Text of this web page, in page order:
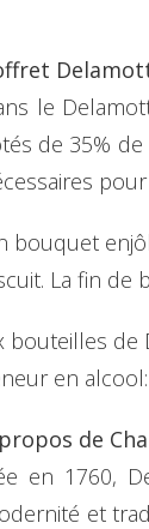
le
de 35%
bouquet
La fin de
bouteilles de
en
de
en 1760,
et